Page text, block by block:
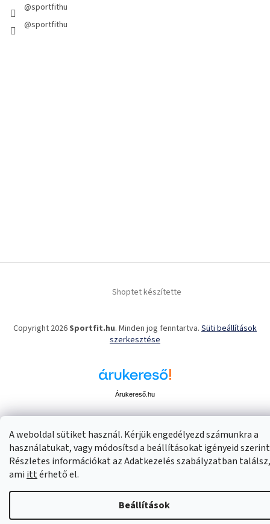
A weboldal sütiket használ. Kérjük engedélyezd számunkra a
használatukat, vagy módosítsd a beállításokat igényeid
Részletes információkat az Adatkezelés szabályzatban találsz,
ami ittérhető el.
Beállítások
@sportfithu
@sportfithu
Shoptet készítette
Copyright 2026Sportfit.hu. Minden jog fenntartva. Süti beállítások
szerkesztése
Árukereső.hu